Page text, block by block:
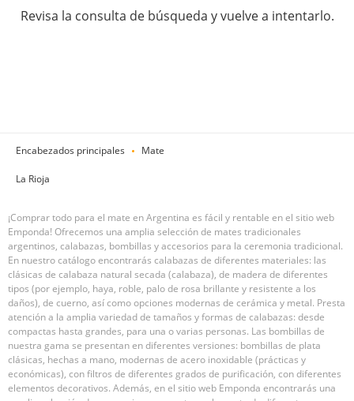
Revisa la consulta de búsqueda y vuelve a intentarlo.
Encabezados principales Mate
La Rioja
¡Comprar todo para el mate en Argentina es fácil y rentable en el sitio web
Emponda! Ofrecemos una amplia selección de mates tradicionales
argentinos, calabazas, bombillas y accesorios para la ceremonia tradicional.
En nuestro catálogo encontrarás calabazas de diferentes materiales: las
clásicas de calabaza natural secada (calabaza), de madera de diferentes
tipos (por ejemplo, haya, roble, palo de rosa brillante y resistente a los
daños), de cuerno, así como opciones modernas de cerámica y metal. Presta
atención a la amplia variedad de tamaños y formas de calabazas: desde
compactas hasta grandes, para una o varias personas. Las bombillas de
nuestra gama se presentan en diferentes versiones: bombillas de plata
clásicas, hechas a mano, modernas de acero inoxidable (prácticas y
económicas), con filtros de diferentes grados de purificación, con diferentes
elementos decorativos. Además, en el sitio web Emponda encontrarás una